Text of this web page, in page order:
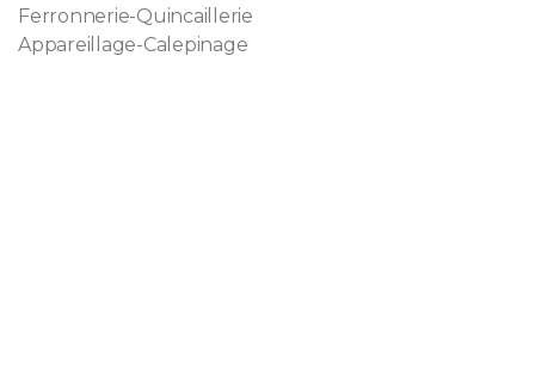
Ferronnerie-Quincaillerie
Appareillage-Calepinage